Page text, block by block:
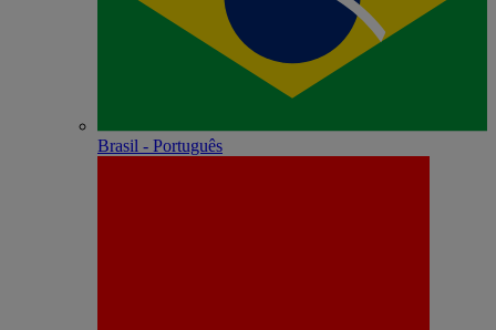
Brasil - Português